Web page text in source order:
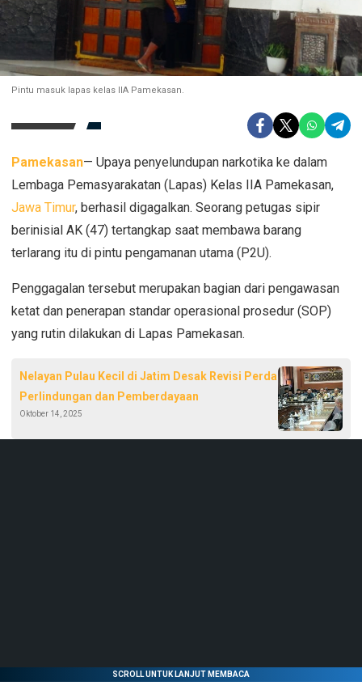
Pintu masuk lapas kelas IIA Pamekasan.
Pamekasan— Upaya penyelundupan narkotika ke dalam
Lembaga Pemasyarakatan (Lapas) Kelas IIA Pamekasan,
Jawa Timur, berhasil digagalkan. Seorang petugas sipir
berinisial AK (47) tertangkap saat membawa barang
terlarang itu di pintu pengamanan utama (P2U).
Penggagalan tersebut merupakan bagian dari pengawasan
ketat dan penerapan standar operasional prosedur (SOP)
yang rutin dilakukan di Lapas Pamekasan.
Nelayan Pulau Kecil di Jatim Desak Revisi Perda
Perlindungan dan Pemberdayaan
Oktober 14, 2025
SCROLL UNTUK LANJUT MEMBACA